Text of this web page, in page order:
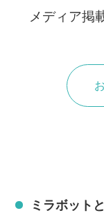
メディア掲
ミラボット